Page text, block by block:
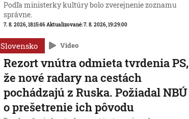
Podľa ministerky kultúry bolo zverejnenie zoznamu
správne.
7. 8. 2026, 18:15:46Aktualizované:7. 8. 2026, 19:29:00
Slovensko Video
Rezort vnútra odmieta tvrdenia PS,
že nové radary na cestách
pochádzajú z Ruska. Požiadal NBÚ
o prešetrenie ich pôvodu